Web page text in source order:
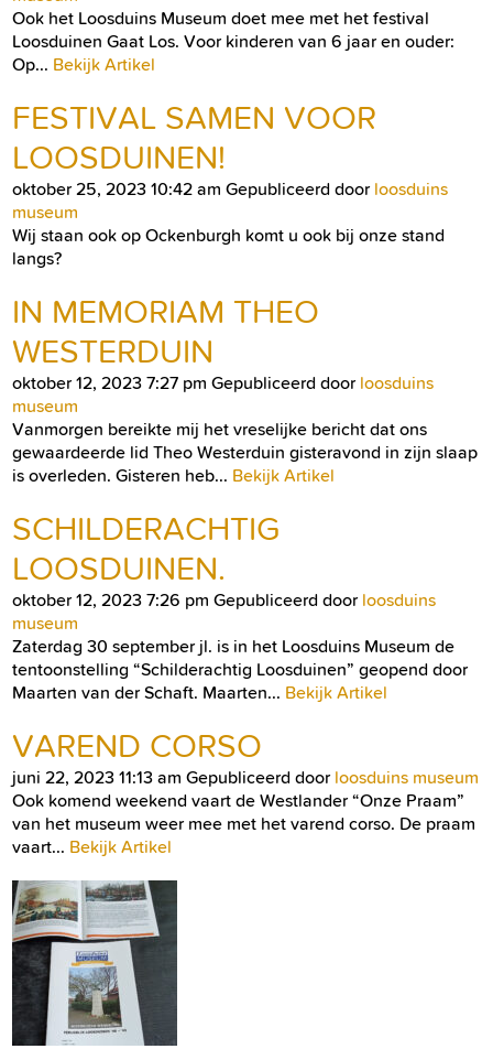
Ook het Loosduins Museum doet mee met het festival
Loosduinen Gaat Los. Voor kinderen van 6 jaar en ouder:
Op... Bekijk Artikel
FESTIVAL SAMEN VOOR
LOOSDUINEN!
oktober 25, 2023 10:42 am Gepubliceerd door loosduins
museum
Wij staan ook op Ockenburgh komt u ook bij onze stand
langs?
IN MEMORIAM THEO
WESTERDUIN
oktober 12, 2023 7:27 pm Gepubliceerd door loosduins
museum
Vanmorgen bereikte mij het vreselijke bericht dat ons
gewaardeerde lid Theo Westerduin gisteravond in zijn slaap
is overleden. Gisteren heb... Bekijk Artikel
SCHILDERACHTIG
LOOSDUINEN.
oktober 12, 2023 7:26 pm Gepubliceerd door loosduins
museum
Zaterdag 30 september jl. is in het Loosduins Museum de
tentoonstelling “Schilderachtig Loosduinen” geopend door
Maarten van der Schaft. Maarten... Bekijk Artikel
VAREND CORSO
juni 22, 2023 11:13 am Gepubliceerd door loosduins museum
Ook komend weekend vaart de Westlander “Onze Praam”
van het museum weer mee met het varend corso. De praam
vaart... Bekijk Artikel